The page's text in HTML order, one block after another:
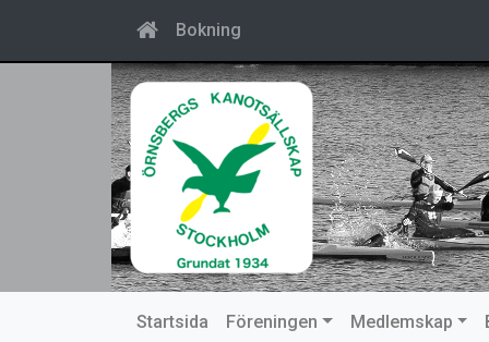
Bokning
Startsida Föreningen Medlemskap